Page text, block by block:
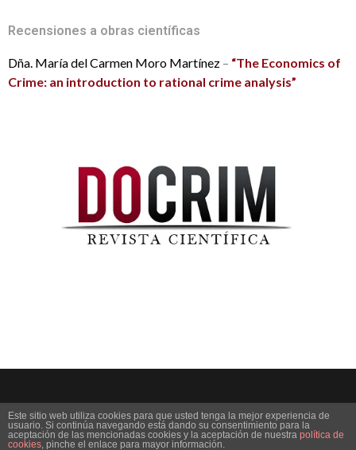
Recensiones a obras científicas
Dña. María del Carmen Moro Martínez – “The Economics of
Crime: an introduction to rational crime analysis”
© 2019 DOCRIM | Todos los derechos reservados.
Este sitio web utiliza cookies para que usted tenga la mejor experiencia de
usuario. Si continúa navegando está dando su consentimiento para la
aceptación de las mencionadas cookies y la aceptación de nuestra política de
cookies, pinche el enlace para mayor información.